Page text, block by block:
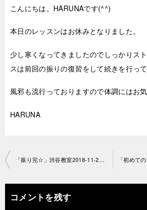
こんにちは。HARUNAです(^^)
本日のレッスンはお休みとなりました。
少し寒くなってきましたのでしっかりス
スは前回の振りの復習をして続きを行っ
風邪も流行っておりますので体調にはお
HARUNA
投
ナコメントを残す